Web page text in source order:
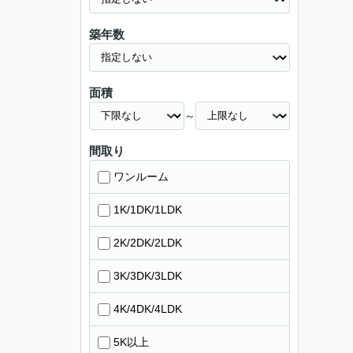
築年数
面積
～
間取り
ワンルーム
1K/1DK/1LDK
2K/2DK/2LDK
3K/3DK/3LDK
4K/4DK/4LDK
5K以上